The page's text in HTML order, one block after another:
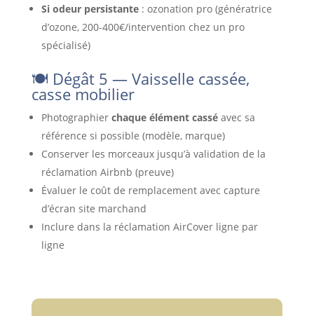
Si odeur persistante: ozonation pro (génératrice
d’ozone, 200-400€/intervention chez un pro
spécialisé)
🍽️ Dégât 5 — Vaisselle cassée,
casse mobilier
Photographier chaque élément casséavec sa
référence si possible (modèle, marque)
Conserver les morceaux jusqu’à validation de la
réclamation Airbnb (preuve)
Évaluer le coût de remplacement avec capture
d’écran site marchand
Inclure dans la réclamation AirCover ligne par
ligne